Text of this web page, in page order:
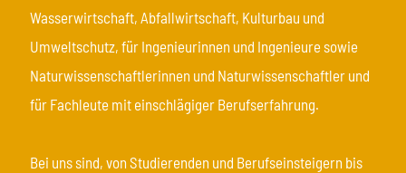
Wasserwirtschaft, Abfallwirtschaft, Kulturbau und
Umweltschutz, für Ingenieurinnen und Ingenieure sowie
Naturwissenschaftlerinnen und Naturwissenschaftler und
für Fachleute mit einschlägiger Berufserfahrung.
Bei uns sind, von Studierenden und Berufseinsteigern bis